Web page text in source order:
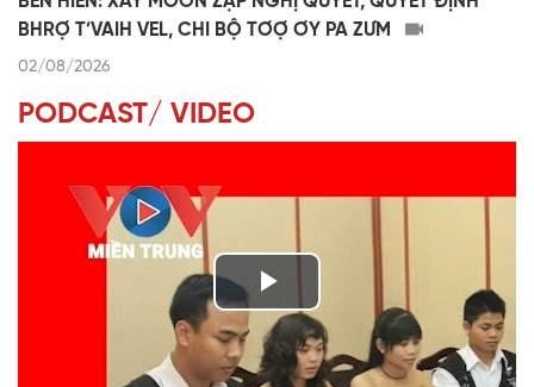
BHRỢ T’VAIH VEL, CHI BỘ TƠỢ ƠY PA ZƯM
02/08/2026
PODCAST/ VIDEO
P
l